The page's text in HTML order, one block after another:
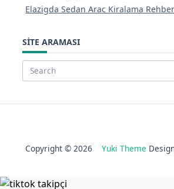
Elazigda Sedan Arac Kiralama
SITE ARAMASI
Search
Copyright © 2026 Yuki Theme